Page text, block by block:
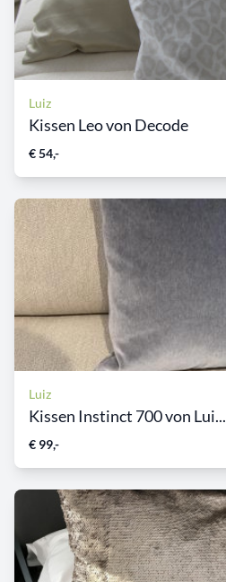
Luiz
Kissen Leo von Decode
€ 54,-
Luiz
Kissen Instinct 700 von Lui...
€ 99,-